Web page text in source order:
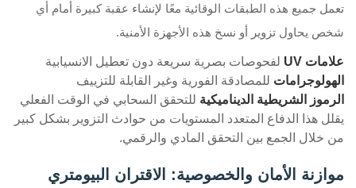
تعمل جميع هذه الطبقات الوقائية معًا لإنشاء عقبة كبيرة أمام أي
شخص يحاول تزوير أو نسخ هذه الأجهزة الأمنية.
علامات UV
لفحوصات بصرية سريعة دون تعطيل الانسيابية
الهولوجرامات للمصادقة الفورية وغير القابلة للتزييف
الرموز الشريطية الديناميكية للتحقق السحابي في الوقت الفعلي
يقلل هذا الدفاع المتعدد المستويات من حوادث التزوير بشكل كبير
من خلال الجمع بين التحقق المادي والرقمي.
موازنة الأمان والخصوصية: الاقتران البيومتري